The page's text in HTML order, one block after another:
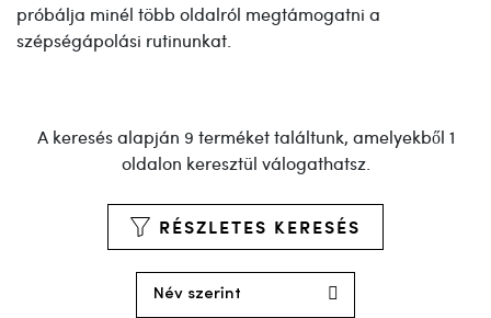
próbálja minél több oldalról megtámogatni a
szépségápolási rutinunkat.
A keresés alapján 9 terméket találtunk, amelyekből 1
oldalon keresztül válogathatsz.
RÉSZLETES KERESÉS